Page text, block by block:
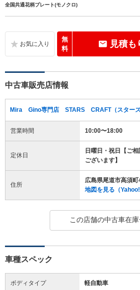
全国共通花柄プレート(モノクロ)
無
料
見積も
中古車販売店情報
Mira Gino専門店 STARS CRAFT（スター
営業時間 10:00〜18:00
定休日
日曜日・祝日【ご
ございます】
住所
広島県尾道市高須
地図を見る（Yahoo!
この店舗の中古車在
車種スペック
ボディタイプ 軽自動車